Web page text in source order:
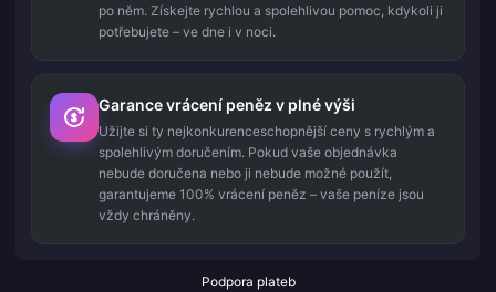
po něm. Získejte rychlou a spolehlivou pomoc, kdykoli ji
potřebujete – ve dne i v noci.
Garance vrácení peněz v plné výši
Užijte si ty nejkonkurenceschopnější ceny s rychlým a
spolehlivým doručením. Pokud vaše objednávka
nebude doručena nebo ji nebude možné použít,
garantujeme 100% vrácení peněz – vaše peníze jsou
vždy chráněny.
Podpora plateb